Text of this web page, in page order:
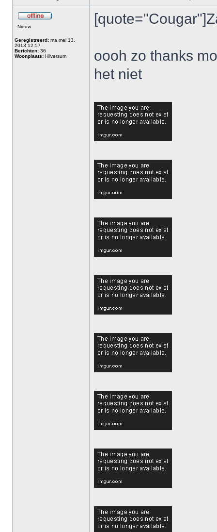
Nieuw
Geregistreerd: ma mei 13,
2013 12:57
Berichten: 36
Woonplaats: Hilversum
oooh zo thanks
het niet